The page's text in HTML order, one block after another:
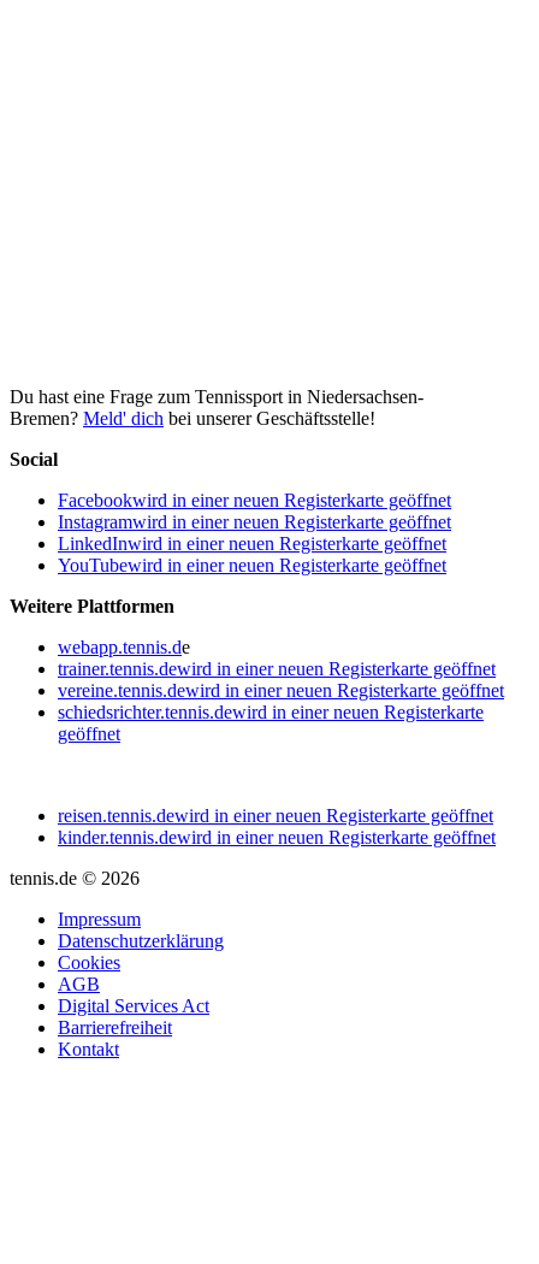
Du hast eine Frage zum Tennissport in Niedersachsen-
Bremen? Meld' dich bei unserer Geschäftsstelle!
Social
Facebookwird in einer neuen Registerkarte geöffnet
Instagramwird in einer neuen Registerkarte geöffnet
LinkedInwird in einer neuen Registerkarte geöffnet
YouTubewird in einer neuen Registerkarte geöffnet
Weitere Plattformen
webapp.tennis.de
trainer.tennis.dewird in einer neuen Registerkarte geöffnet
vereine.tennis.dewird in einer neuen Registerkarte geöffnet
schiedsrichter.tennis.dewird in einer neuen Registerkarte
geöffnet
reisen.tennis.dewird in einer neuen Registerkarte geöffnet
kinder.tennis.dewird in einer neuen Registerkarte geöffnet
tennis.de © 2026
Impressum
Datenschutzerklärung
Cookies
AGB
Digital Services Act
Barrierefreiheit
Kontakt